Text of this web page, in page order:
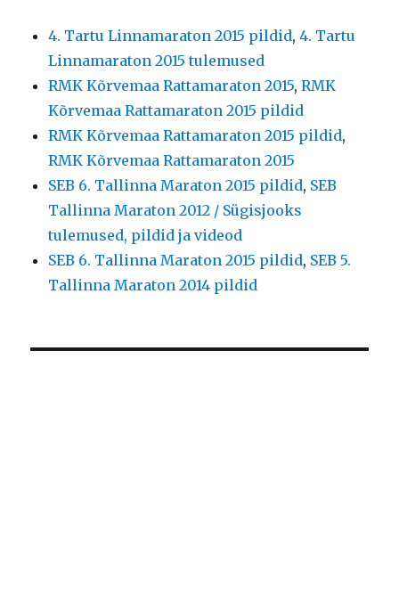
4. Tartu Linnamaraton 2015 pildid,4. Tartu
Linnamaraton 2015 tulemused
RMK Kõrvemaa Rattamaraton 2015,RMK
Kõrvemaa Rattamaraton 2015 pildid
RMK Kõrvemaa Rattamaraton 2015 pildid,
RMK Kõrvemaa Rattamaraton 2015
SEB 6. Tallinna Maraton 2015 pildid, SEB
Tallinna Maraton 2012 / Sügisjooks
tulemused, pildid ja videod
SEB 6. Tallinna Maraton 2015 pildid, SEB 5.
Tallinna Maraton 2014 pildid